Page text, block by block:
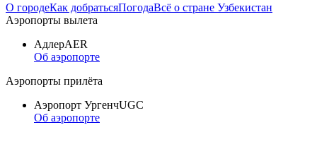
О городеКак добратьсяПогодаВсё о стране Узбекистан
Аэропорты вылета
АдлерAER
Об аэропорте
Аэропорты прилёта
Аэропорт УргенчUGC
Об аэропорте